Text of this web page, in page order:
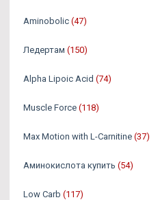
Aminobolic (47)
Ледертам (150)
Alpha Lipoic Acid (74)
Muscle Force (118)
Max Motion with L-Carnitine (37)
Аминокислота купить (54)
Low Carb (117)